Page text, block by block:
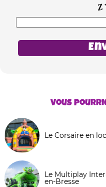
Vous
Le Corsaire en
Le Multiplay
en-Bresse